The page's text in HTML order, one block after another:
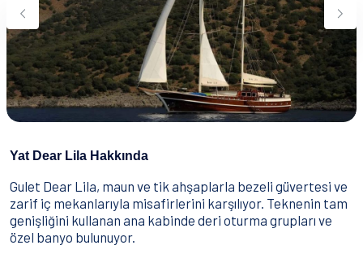
Yeme & İçme
Nasıl Rezervasyon Yapılır?
Şartlar & Koşullar
İletişim
Yat Dear Lila Hakkında
Gulet Dear Lila, maun ve tik ahşaplarla bezeli güvertesi ve
zarif iç mekanlarıyla misafirlerini karşılıyor. Teknenin tam
genişliğini kullanan ana kabinde deri oturma grupları ve
özel banyo bulunuyor.